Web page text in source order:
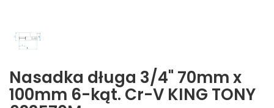
Nasadka długa 3/4" 70mm x
100mm 6-kąt. Cr-V KING TONY